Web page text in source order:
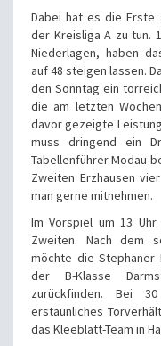
Dabei hat es die Erste
der Kreisliga A zu tun.
Niederlagen, haben
auf 48 steigen lassen.
den Sonntag ein
die am letzten
davor gezeigte
muss dringend ein
Tabellenführer Modau
Zweiten Erzhausen
man gerne mitnehmen.
Im Vorspiel um 13
Zweiten. Nach dem
möchte die Stephaner
der B-Klasse
zurückfinden. Bei
erstaunliches
das Kleeblatt-Team in